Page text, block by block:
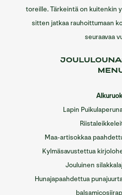
toreille. Tärkeintä on kuitenkin
sitten jatkaa rauhoittumaan
seuraavaa
Lapin
Maa-artisokkaa
Kylmäsavustettua
Jouluinen
Hunajapaahdettua